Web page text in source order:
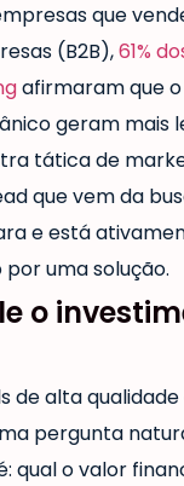
que
(B2B),61%
afirmaram que o
geram mais
tática de
que vem da
e está
uma solução.
o
de alta
pergunta
qual o valor